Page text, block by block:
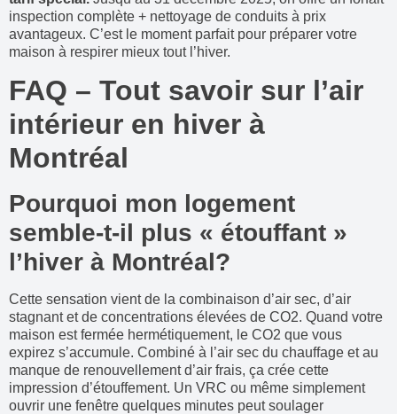
inspection complète + nettoyage de conduits à prix
avantageux. C’est le moment parfait pour préparer votre
maison à respirer mieux tout l’hiver.
FAQ – Tout savoir sur l’air
intérieur en hiver à
Montréal
Pourquoi mon logement
semble-t-il plus « étouffant »
l’hiver à Montréal?
Cette sensation vient de la combinaison d’air sec, d’air
stagnant et de concentrations élevées de CO2. Quand votre
maison est fermée hermétiquement, le CO2 que vous
expirez s’accumule. Combiné à l’air sec du chauffage et au
manque de renouvellement d’air frais, ça crée cette
impression d’étouffement. Un VRC ou même simplement
ouvrir une fenêtre quelques minutes peut soulager